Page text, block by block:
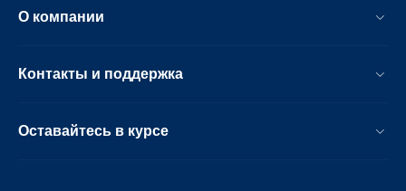
О компании
Контакты и поддержка
Оставайтесь в курсе